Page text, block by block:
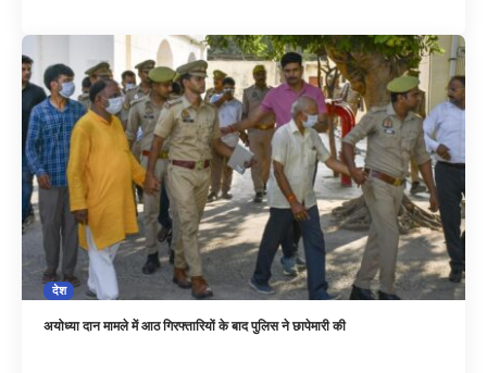
देश
अयोध्या दान मामले में आठ गिरफ्तारियों के बाद पुलिस ने छापेमारी की